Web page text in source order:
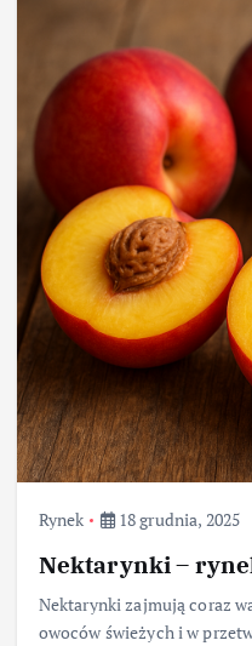
Rynek 18 grudnia, 2025
Nektarynki –
Nektarynki zajmują coraz
owoców świeżych i w